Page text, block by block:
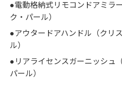
●電動格納式リモコンドアミラ
ク・パール）
●アウタードアハンドル（クリ
ル）
●リアライセンスガーニッシュ
パール）